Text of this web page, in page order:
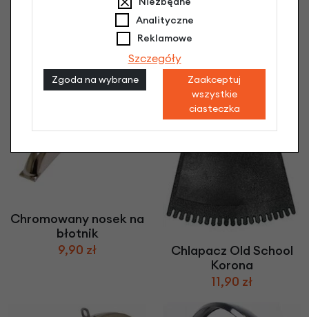
Tylny wspornik
błotnika - biały
Chlapacz Old School
Chromowany nosek na
błotnik
9,90 zł
Chlapacz Old School
Korona
11,90 zł
Analityczne
Reklamowe
Szczegóły
Zgoda na wybrane
Zaakceptuj
wszystkie
ciasteczka